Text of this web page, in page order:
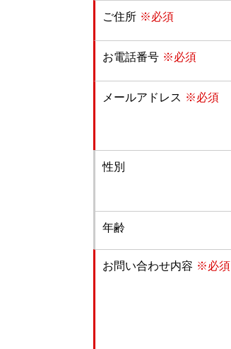
ご住所 ※必須
お電話番号 ※必須
メールアドレス ※必須
性別
年齢
お問い合わせ内容 ※必須